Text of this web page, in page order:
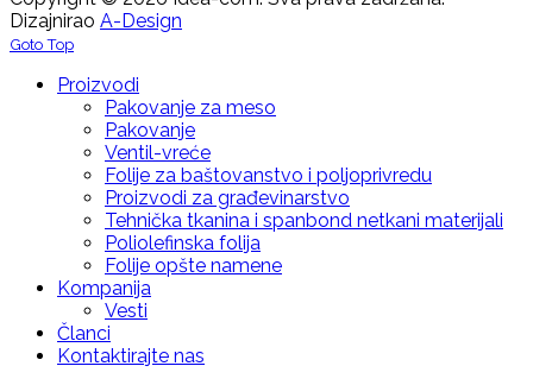
Dizajnirao A-Design
Goto Top
Proizvodi
Pakovanje za meso
Pakovanje
Ventil-vreće
Folije za baštovanstvo i poljoprivredu
Proizvodi za građevinarstvo
Tehnička tkanina i spanbond netkani materijali
Poliolefinska folija
Folije opšte namene
Kompanija
Vesti
Članci
Kontaktirajte nas